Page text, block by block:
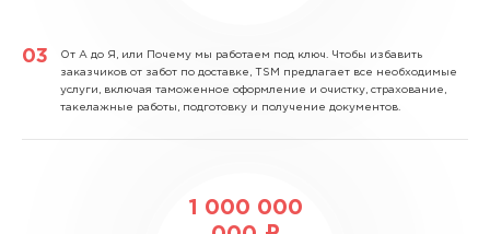
От А до Я, или Почему мы работаем под ключ. Чтобы избавить
заказчиков от забот по доставке, TSM предлагает все необходимые
услуги, включая таможенное оформление и очистку, страхование,
такелажные работы, подготовку и получение документов.
1 000 000